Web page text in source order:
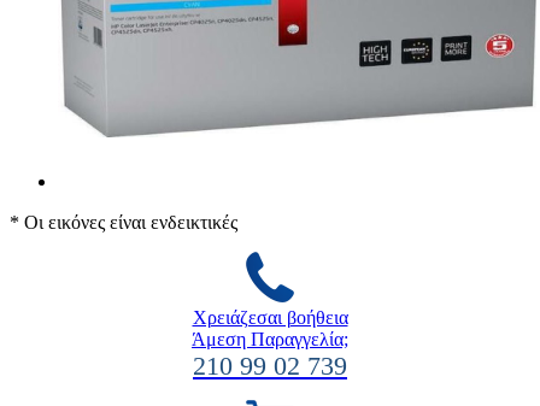
* Οι εικόνες είναι ενδεικτικές
Χρειάζεσαι βοήθεια
Άμεση Παραγγελία;
210 99 02 739